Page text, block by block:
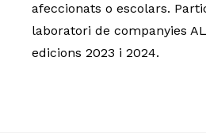
afeccionats o escolars.
laboratori de companyies
edicions 2023 i 2024.